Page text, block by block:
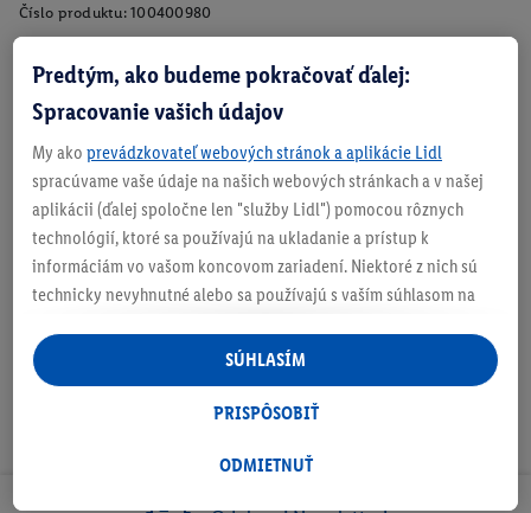
Číslo produktu: 100400980
Zistite svoju veľkosť
O produkte
Predtým, ako budeme pokračovať ďalej:
Spracovanie vašich údajov
My ako prevádzkovateľ webových stránok a aplikácie Lidl
spracúvame vaše údaje na našich webových stránkach a v našej
aplikácii (ďalej spoločne len "služby Lidl") pomocou rôznych
technológií, ktoré sa používajú na ukladanie a prístup k
informáciám vo vašom koncovom zariadení. Niektoré z nich sú
technicky nevyhnutné alebo sa používajú s vaším súhlasom na
personalizovanú reklamu v rámci služieb Lidl aj mimo nich. Ak
ste účastníkom programu Lidl Plus, na tieto účely sa spracúvajú
aj údaje z vášho nákupného správania v obchode.
následne si vytvoríte účet Lidl Plus alebo sa prihlásite do svojho
ODMIETNUŤ
PRISPÔSOBIŤ
SÚHLASÍM